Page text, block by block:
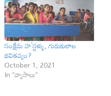
సంక్షేమ హౕస్టళ్ళు, గురుకులాల
భ‌విత‌వ్యం?
October 1, 2021
In "వ్యాసాలు"